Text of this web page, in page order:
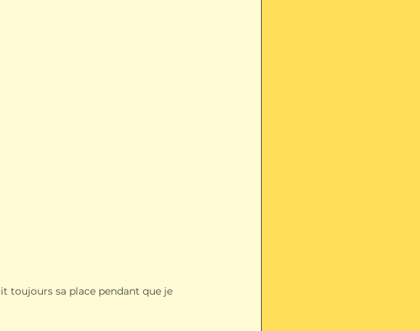
toujours sa place pendant que je